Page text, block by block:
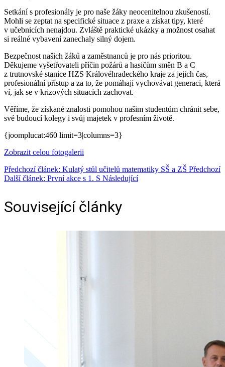
Setkání s profesionály je pro naše žáky neocenitelnou zkušeností.
Mohli se zeptat na specifické situace z praxe a získat tipy, které
v učebnicích nenajdou. Zvláště praktické ukázky a možnost osahat
si reálné vybavení zanechaly silný dojem.
Bezpečnost našich žáků a zaměstnanců je pro nás prioritou.
Děkujeme vyšetřovateli příčin požárů a hasičům směn B a C
z trutnovské stanice HZS Královéhradeckého kraje za jejich čas,
profesionální přístup a za to, že pomáhají vychovávat generaci, která
ví, jak se v krizových situacích zachovat.
Věříme, že získané znalosti pomohou našim studentům chránit sebe,
své budoucí kolegy i svůj majetek v profesním životě.
{joomplucat:460 limit=3|columns=3}
Zobrazit celou fotogalerii
Předchozí článek: Kulatý stůl učitelů matematiky SŠ a ZŠ Předchozí
Další článek: První akce s 1. S Následující
Související články